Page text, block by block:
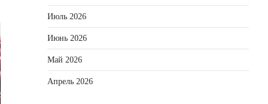
Июль 2026
Июнь 2026
Май 2026
Апрель 2026